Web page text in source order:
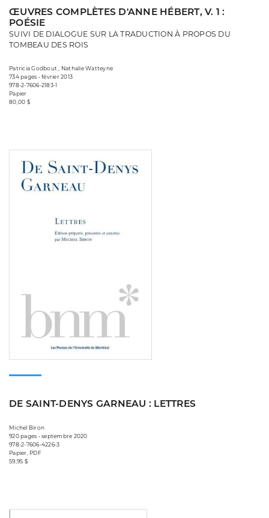
ŒUVRES COMPLÈTES D'ANNE HÉBERT, V. 1 :
POÉSIE
SUIVI DE DIALOGUE SUR LA TRADUCTION À PROPOS DU
TOMBEAU DES ROIS
Patricia Godbout , Nathalie Watteyne
734 pages • février 2013
978-2-7606-2183-1
Papier
80,00 $
DE SAINT-DENYS GARNEAU : LETTRES
Michel Biron
920 pages • septembre 2020
978-2-7606-4226-3
Papier, PDF
59,95 $